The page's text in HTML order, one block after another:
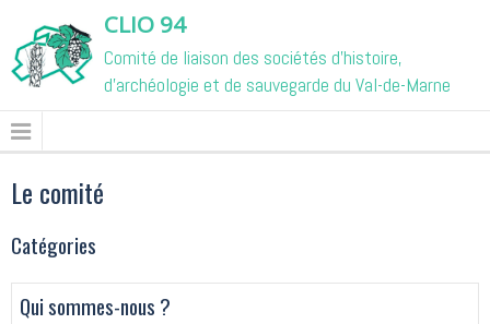
CLIO 94
Comité de liaison des sociétés d'histoire,
d'archéologie et de sauvegarde du Val-de-Marne
Le comité
Catégories
Qui sommes-nous ?